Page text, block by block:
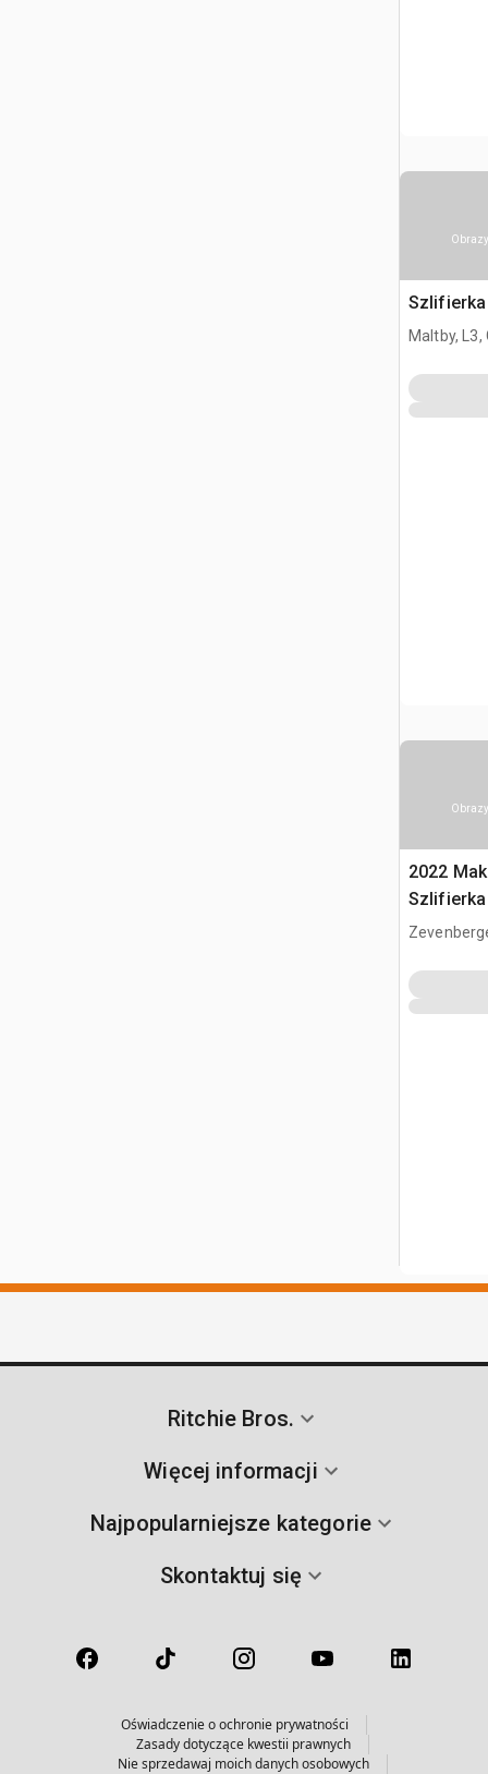
Maltby, L3,
2022
Ritchie Bros.
Więcej informacji
Najpopularniejsze kategorie
Skontaktuj się
Oświadczenie o ochronie prywatności
Zasady dotyczące kwestii prawnych
Nie sprzedawaj moich danych osobowych